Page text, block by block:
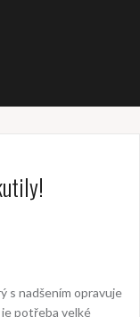
s nadšením opravuje
potřeba velké